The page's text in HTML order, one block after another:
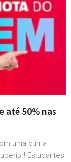
até 50% nas
uma ótima
Estudantes